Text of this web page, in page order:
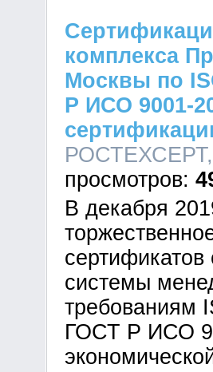
комплекса
Москвы по
Р ИСО 9001-
РОСТЕХСЕРТ,
В декабря
сертификатов
системы
требованиям
ГОСТ Р ИСО